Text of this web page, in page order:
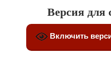
Версия для
Включить